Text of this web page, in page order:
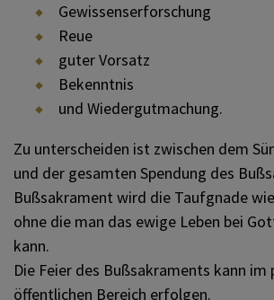
Gewissenserforschung
Reue
guter Vorsatz
Bekenntnis
und Wiedergutmachung.
Zu unterscheiden ist zwischen dem
und der gesamten Spendung des
Bußsakrament wird die Taufgnade
ohne die man das ewige Leben bei
kann.
Die Feier des Bußsakraments kann
öffentlichen Bereich erfolgen.